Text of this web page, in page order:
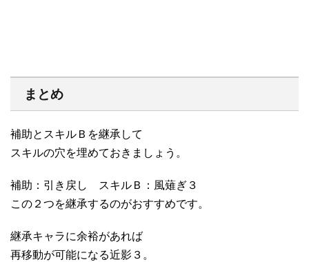
まとめ
補助とスキルＢを継承して
スキルの穴を埋めておきましょう。
補助：引き戻し スキルＢ：風薙ぎ３
この２つを継承するのがおすすめです。
継承キャラに余裕があれば
再移動が可能になる近影３。